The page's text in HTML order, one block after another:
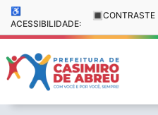
♿
ACESSIBILIDADE:
🔳 CONTRASTE